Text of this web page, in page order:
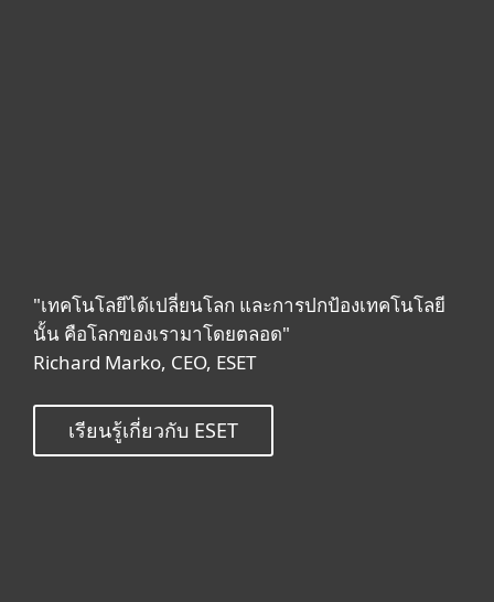
"เทคโนโลยีได้เปลี่ยนโลก และการปกป้องเทคโนโลยี
นั้น คือโลกของเรามาโดยตลอด"
Richard Marko, CEO, ESET
เรียนรู้เกี่ยวกับ ESET